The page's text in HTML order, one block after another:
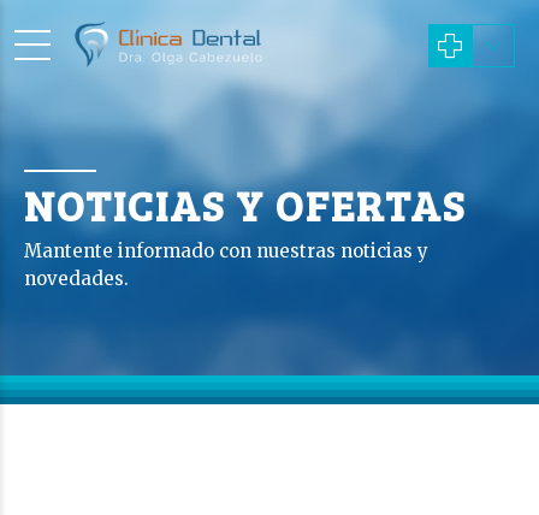
NOTICIAS Y OFERTAS
Mantente informado con nuestras noticias y
novedades.